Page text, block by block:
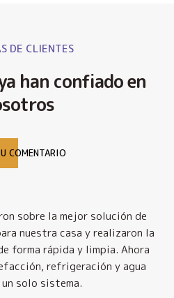
DE CLIENTES
han confiado en
COMENTARIO
sobre la mejor solución de
nuestra casa y realizaron la
forma rápida y limpia. Ahora
refrigeración y agua
solo sistema.